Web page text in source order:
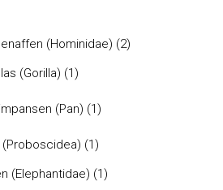
(Hominidae) (2)
(Gorilla) (1)
(Pan) (1)
(1)
(Elephantidae) (1)